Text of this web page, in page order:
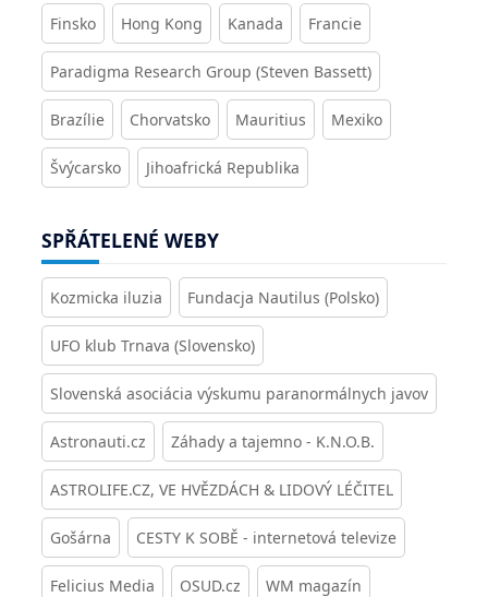
Finsko Hong Kong Kanada Francie
Paradigma Research Group (Steven Bassett)
Brazílie Chorvatsko Mauritius Mexiko
Švýcarsko Jihoafrická Republika
SPŘÁTELENÉ WEBY
Kozmicka iluzia Fundacja Nautilus (Polsko)
UFO klub Trnava (Slovensko)
Slovenská asociácia výskumu paranormálnych javov
Astronauti.cz Záhady a tajemno - K.N.O.B.
ASTROLIFE.CZ, VE HVĚZDÁCH & LIDOVÝ LÉČITEL
Gošárna CESTY K SOBĚ - internetová televize
Felicius Media OSUD.cz WM magazín